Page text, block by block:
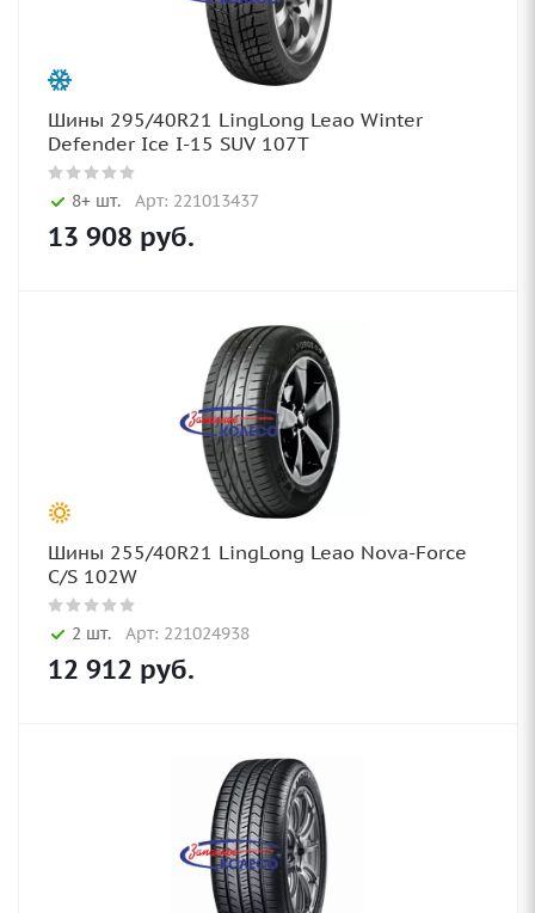
Шины 295/40R21 LingLong Leao Winter
Defender Ice I-15 SUV 107T
8+ шт. Арт: 221013437
13 908 руб.
Шины 255/40R21 LingLong Leao Nova-Force
C/S 102W
2 шт. Арт: 221024938
12 912 руб.